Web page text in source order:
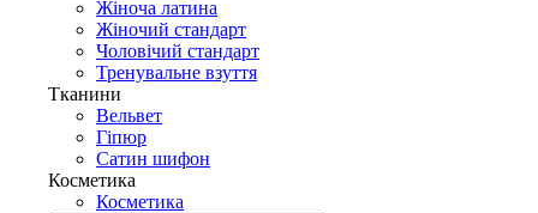
Жіноча латина
Жіночий стандарт
Чоловічий стандарт
Тренувальне взуття
Тканини
Вельвет
Гіпюр
Сатин шифон
Косметика
Косметика